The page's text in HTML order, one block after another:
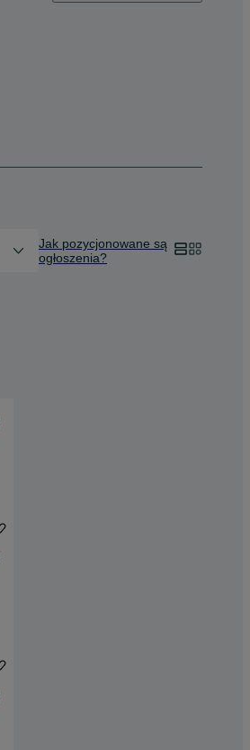
Jak pozycjonowane są
ogłoszenia?